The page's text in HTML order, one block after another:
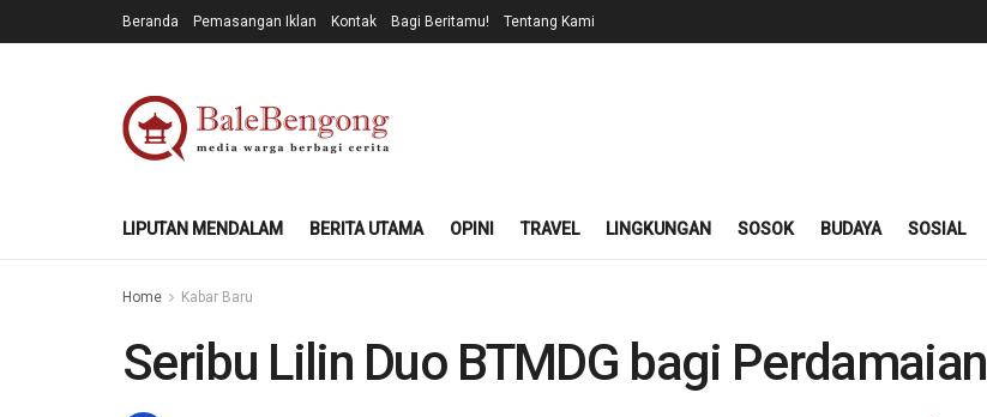
Beranda Pemasangan Iklan Kontak Bagi Beritamu! Tentang Kami
LIPUTAN MENDALAM BERITA UTAMA OPINI TRAVEL LINGKUNGAN SOSOK BUDAYA SOSIAL
Home Kabar Baru
Seribu Lilin Duo BTMDG bagi Perdamaian